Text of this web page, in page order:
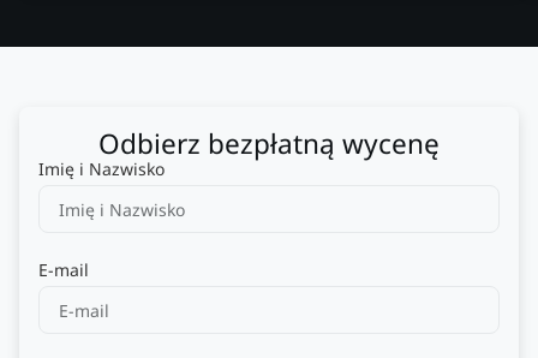
Odbierz bezpłatną wycenę
Imię i Nazwisko
E-mail